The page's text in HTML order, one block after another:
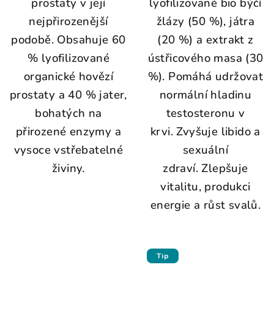
nejpřirozenější
podobě. Obsahuje 60
% lyofilizované
organické hovězí
prostaty a 40 % jater,
bohatých na
přirozené enzymy a
vysoce vstřebatelné
živiny.
žlázy (50 %), játra
(20 %) a extrakt z
ústřicového masa (30
%). Pomáhá udržovat
normální hladinu
testosteronu v
krvi. Zvyšuje libido a
sexuální
zdraví. Zlepšuje
vitalitu, produkci
energie a růst svalů.
Tip